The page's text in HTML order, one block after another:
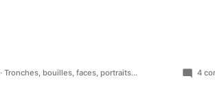
·Tronches, bouilles, faces, portraits... 4